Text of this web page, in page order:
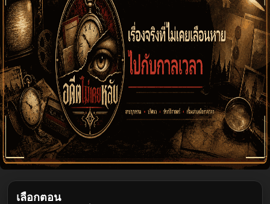
เลือกตอน